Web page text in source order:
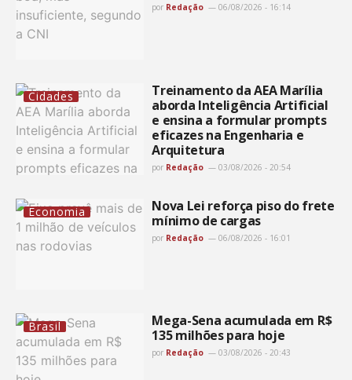
por Redação 06/08/2026 - 16:14
Cidades
Treinamento da AEA Marília
aborda Inteligência Artificial
e ensina a formular prompts
eficazes na Engenharia e
Arquitetura
por Redação 03/08/2026 - 20:54
Economia
Nova Lei reforça piso do frete
mínimo de cargas
por Redação 06/08/2026 - 16:01
Brasil
Mega-Sena acumulada em R$
135 milhões para hoje
por Redação 03/08/2026 - 20:43